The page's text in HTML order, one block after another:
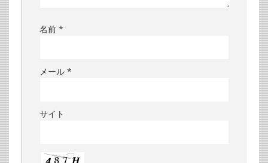
名前 *
メール *
サイト